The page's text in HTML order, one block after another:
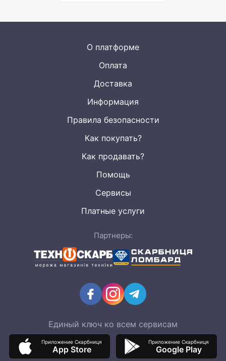
О платформе
Оплата
Доставка
Информация
Правила безопасности
Как покупать?
Как продавать?
Помощь
Сервисы
Платные услуги
Партнеры:
Единый ключ ко всем сервисам
Приложение Скарбниця
App Store
Приложение Скарбниця
Google Play